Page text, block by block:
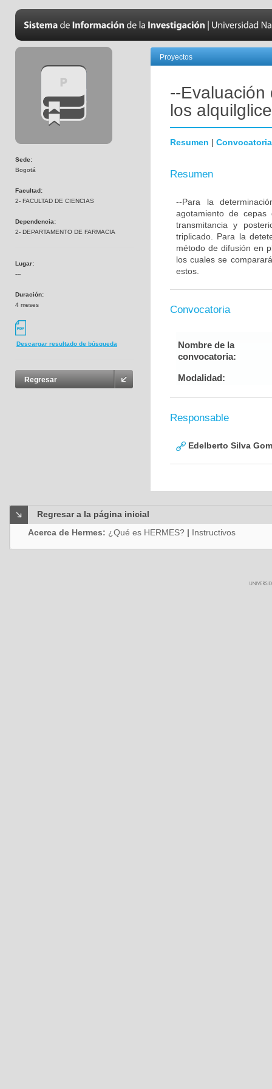
Sede:
Bogotá
Facultad:
2- FACULTAD DE CIENCIAS
Dependencia:
2- DEPARTAMENTO DE FARMACIA
Lugar:
---
Duración:
4 meses
Descargar resultado de búsqueda
Regresar
Proyectos
--Evaluación
los
Resumen | Convocatoria
Resumen
--Para la
agotamiento de
transmitancia y
triplicado. Para la
método de difusión en
los cuales se
estos.
Convocatoria
Nombre de la
convocatoria:
Modalidad:
Responsable
Edelberto Silva
Regresar a la página inicial
Acerca de Hermes: ¿Qué es HERMES? | Instructivos